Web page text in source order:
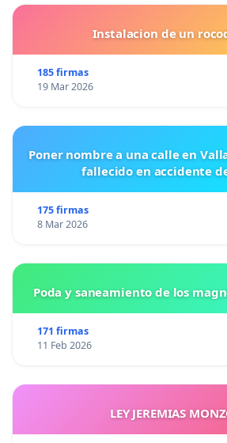
Instalacion de un
185 firmas
19 Mar 2026
Poner nombre a una calle en
fallecido en accidente
175 firmas
8 Mar 2026
Poda y saneamiento de los
171 firmas
11 Feb 2026
LEY JEREMIAS